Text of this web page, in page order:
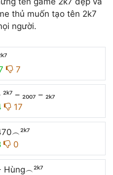
thủ muốn tạo tên 2k7
người.
7
– ₂₀₀₇ – ₂ₖ₇
17
0